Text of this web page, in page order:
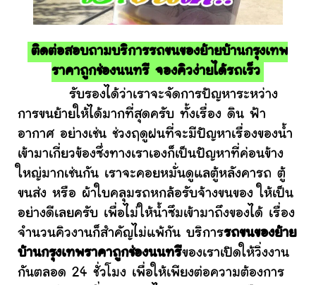
ติดต่อสอบถามบริการรถขนของย้ายบ้านกรุงเทพ
ราคาถูกช่องนนทรี จองคิวง่ายได้รถเร็ว
รับรองได้ว่าเราจะจัดการปัญหาระหว่าง
การขนย้ายให้ได้มากที่สุดครับ ทั้งเรื่อง ดิน ฟ้า
อากาศ อย่างเช่น ช่วงฤดูฝนที่จะมีปัญหาเรื่องของน้ำ
เข้ามาเกี่ยวข้องซึ่งทางเราเองก็เป็นปัญหาที่ค่อนข้าง
ใหญ่มากเช่นกัน เราจะคอยหมั่นดูแลตู้หลังคารถ ตู้
ขนส่ง หรือ ผ้าใบคลุมรถหกล้อรับจ้างขนของ ให้เป็น
อย่างดีเลยครับ เพื่อไม่ให้น้ำซึมเข้ามาถึงของได้ เรื่อง
จำนวนคิวงานก็สำคัญไม่แพ้กัน บริการรถขนของย้าย
บ้านกรุงเทพราคาถูกช่องนนทรีของเราเปิดให้วิ่งงาน
กันตลอด 24 ชั่วโมง เพื่อให้เพียงต่อความต้องการ